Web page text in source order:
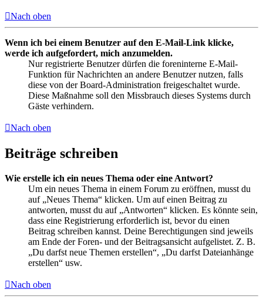
Nach oben
Wenn ich bei einem Benutzer auf den E-Mail-Link klicke,
werde ich aufgefordert, mich anzumelden.
Nur registrierte Benutzer dürfen die foreninterne E-Mail-
Funktion für Nachrichten an andere Benutzer nutzen, falls
diese von der Board-Administration freigeschaltet wurde.
Diese Maßnahme soll den Missbrauch dieses Systems durch
Gäste verhindern.
Nach oben
Beiträge schreiben
Wie erstelle ich ein neues Thema oder eine Antwort?
Um ein neues Thema in einem Forum zu eröffnen, musst du
auf „Neues Thema“ klicken. Um auf einen Beitrag zu
antworten, musst du auf „Antworten“ klicken. Es könnte sein,
dass eine Registrierung erforderlich ist, bevor du einen
Beitrag schreiben kannst. Deine Berechtigungen sind jeweils
am Ende der Foren- und der Beitragsansicht aufgelistet. Z. B.
„Du darfst neue Themen erstellen“, „Du darfst Dateianhänge
erstellen“ usw.
Nach oben